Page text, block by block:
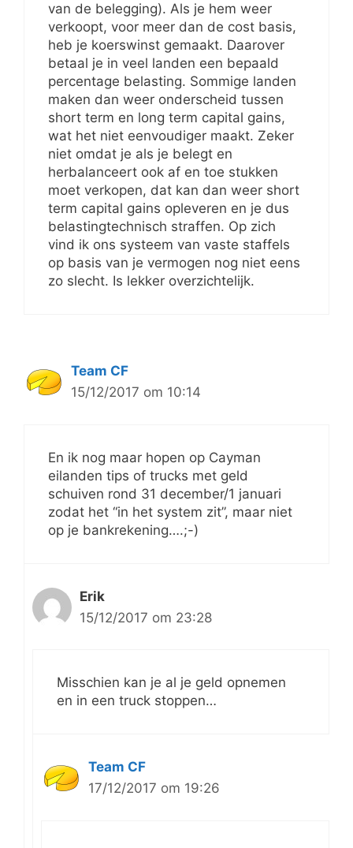
van de belegging). Als je hem weer
verkoopt, voor meer dan de cost basis,
heb je koerswinst gemaakt. Daarover
betaal je in veel landen een bepaald
percentage belasting. Sommige landen
maken dan weer onderscheid tussen
short term en long term capital gains,
wat het niet eenvoudiger maakt. Zeker
niet omdat je als je belegt en
herbalanceert ook af en toe stukken
moet verkopen, dat kan dan weer short
term capital gains opleveren en je dus
belastingtechnisch straffen. Op zich
vind ik ons systeem van vaste staffels
op basis van je vermogen nog niet eens
zo slecht. Is lekker overzichtelijk.
Team CF
15/12/2017 om 10:14
En ik nog maar hopen op Cayman
eilanden tips of trucks met geld
schuiven rond 31 december/1 januari
zodat het “in het system zit”, maar niet
op je bankrekening….;-)
Erik
15/12/2017 om 23:28
Misschien kan je al je geld opnemen
en in een truck stoppen…
Team CF
17/12/2017 om 19:26